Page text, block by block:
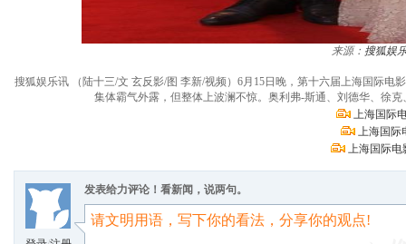
来源： 搜狐娱
搜狐娱乐讯 （陆十三/文 玄反影/图 李新/视频）6月15日晚，第十六届上海国际
集体霸气外露，但整体上波澜不惊。奥利弗-斯通、刘德华、徐
上海国际
上海国际
上海国际电
发表给力评论！看新闻，说两句。